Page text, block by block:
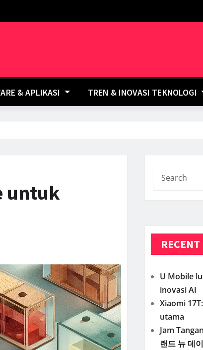
& APLIKASI TREN & INOVASI TEKNOLOGI
untuk
RECENT
U Mobile
inovasi AI
Xiaomi
utama
Jam
랜드 뉴 데이